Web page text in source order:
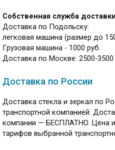
Собственная служба доставки
Доставка по Подольску:
легковая машина (размер до
Грузовая машина - 1000 руб.
Доставка по Москве: 2500-3500
Доставка по России
Доставка стекла и зеркал по
транспортной компанией.
компании — БЕСПЛАТНО. Цена и
тарифов выбранной